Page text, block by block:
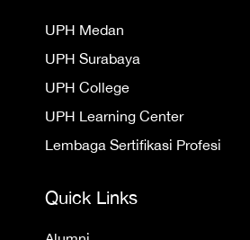
UPH Medan
UPH Surabaya
UPH College
UPH Learning Center
Lembaga Sertifikasi Profesi
Quick Links